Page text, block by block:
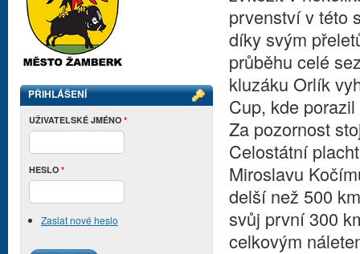
prvenství v této
díky svým
průběhu celé
kluzáku Orlík
Cup, kde
Za pozornost
Celostátní
Miroslavu
delší než 500
svůj první 300
celkovým
PŘIHLÁŠENÍ
UŽIVATELSKÉ JMÉNO *
HESLO *
Zaslat nové heslo